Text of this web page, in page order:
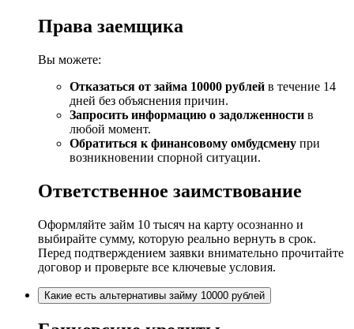
Права заемщика
Вы можете:
Отказаться от займа 10000 рублей в течение 14
дней без объяснения причин.
Запросить информацию о задолженности в
любой момент.
Обратиться к финансовому омбудсмену при
возникновении спорной ситуации.
Ответственное заимствование
Оформляйте займ 10 тысяч на карту осознанно и
выбирайте сумму, которую реально вернуть в срок.
Перед подтверждением заявки внимательно прочитайте
договор и проверьте все ключевые условия.
Какие есть альтернативы займу 10000 рублей